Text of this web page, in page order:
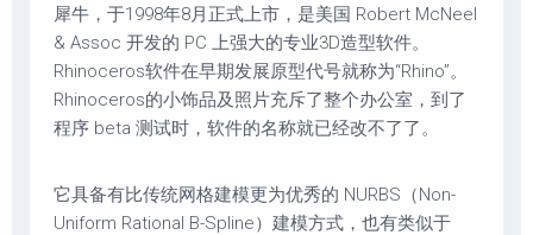
犀牛，于1998年8月正式上市，是美国 Robert McNeel
& Assoc 开发的 PC 上强大的专业3D造型软件。
Rhinoceros软件在早期发展原型代号就称为“Rhino”。
Rhinoceros的小饰品及照片充斥了整个办公室，到了
程序 beta 测试时，软件的名称就已经改不了了。
它具备有比传统网格建模更为优秀的 NURBS（Non-
Uniform Rational B-Spline）建模方式，也有类似于